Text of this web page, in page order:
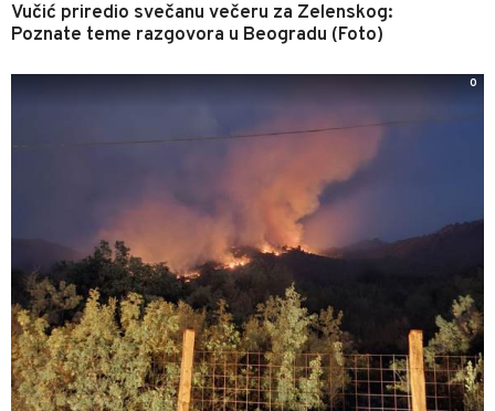
Vučić priredio svečanu večeru za Zelenskog:
Poznate teme razgovora u Beogradu (Foto)
0